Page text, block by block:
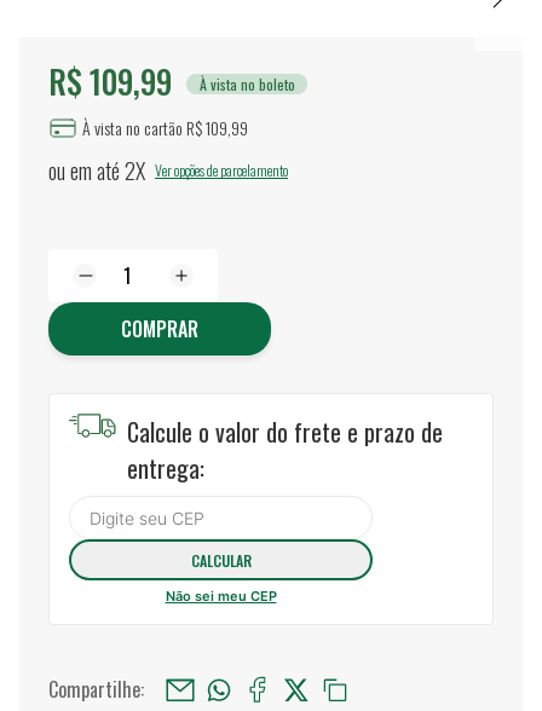
R$ 109,99 À vista no boleto
À vista no cartão R$ 109,99
ou em até2X Ver opções de parcelamento
COMPRAR
Calcule o valor do frete e prazo de
entrega:
Não sei meu CEP
Compartilhe: